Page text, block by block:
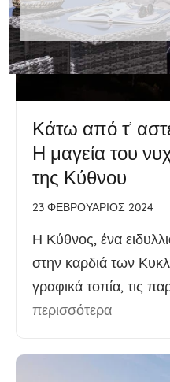
Κάτω από τ’
Η μαγεία του
της Κύθνου
23 ΦΕΒΡΟΥΆΡΙΟΣ 2024
Η Κύθνος, ένα
στην καρδιά των
γραφικά τοπία, τις
περισσότερα